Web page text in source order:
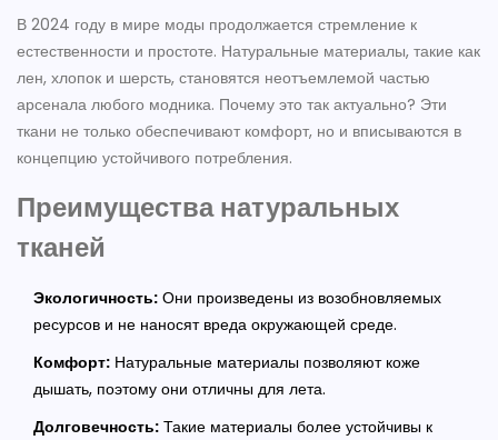
В 2024 году в мире моды продолжается стремление к
естественности и простоте. Натуральные материалы, такие как
лен, хлопок и шерсть, становятся неотъемлемой частью
арсенала любого модника. Почему это так актуально? Эти
ткани не только обеспечивают комфорт, но и вписываются в
концепцию устойчивого потребления.
Преимущества натуральных
тканей
Экологичность: Они произведены из возобновляемых
ресурсов и не наносят вреда окружающей среде.
Комфорт: Натуральные материалы позволяют коже
дышать, поэтому они отличны для лета.
Долговечность: Такие материалы более устойчивы к